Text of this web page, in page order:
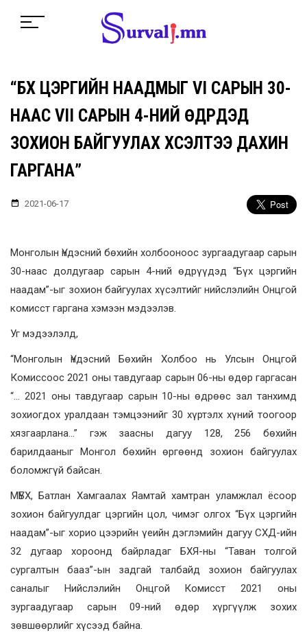
“БҮХ ЦЭРГИЙН НААДМЫГ VI САРЫН 30-
НААС VII САРЫН 4-НИЙ ӨДРҮҮДЭД
ЗОХИОН БАЙГУУЛАХ ХҮСЭЛТЭЭ ДАХИН
ГАРГАНА”
2021-06-17
Монголын Үндэсний бөхийн холбооноос зургаадугаар сарын
30-наас долдугаар сарын 4-ний өдрүүдэд “Бүх цэргийн
наадам”-ыг зохион байгуулах хүсэлтийг нийслэлийн Онцгой
комисст гаргана хэмээн мэдээлэв.
Уг мэдээлэлд,
“Монголын Үндэсний Бөхийн Холбоо нь Улсын Онцгой
Комиссоос 2021 оны тавдугаар сарын 06-ны өдөр гаргасан
“… 2021 оны тавдугаар сарын 10-ны өдрөөс зал танхимд
зохиогдох уралдаан тэмцээнийг 30 хүртэлх хүний тоогоор
хязгаарлана…” гэж заасны дагуу 128, 256 бөхийн
барилдааныг Монгол бөхийн өргөөнд зохион байгуулах
боломжгүй байсан.
МҮБХ, Батлан Хамгаалах Яамтай хамтран уламжлал ёсоор
зохион байгуулдаг цэргийн цол, чимэг олгох “Бүх цэргийн
наадам”-ыг хорио цээрийн үеийн дэглэмийн дагуу СХД-ийн
32 дугаар хороонд байрладаг БХЯ-ны “Таван толгой
сургалтын бааз”-ын задгай талбайд зохион байгуулах
саналыг Нийслэлийн Онцгой Комисст 2021 оны
зургаадугаар сарын 09-ний өдөр хүргүүлж зохих
зөвшөөрлийг хүсээд байна.